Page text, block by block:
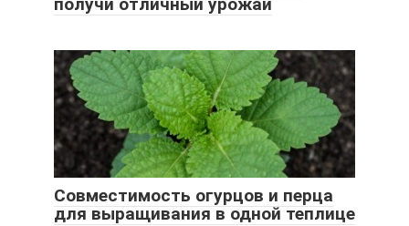
получи отличный урожай
Совместимость огурцов и перца
для выращивания в одной теплице